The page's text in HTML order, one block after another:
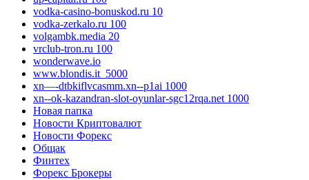
vodka-casino-bonuskod.ru 10
vodka-zerkalo.ru 100
volgambk.media 20
vrclub-tron.ru 100
wonderwave.io
www.blondis.it_5000
xn—-dtbkiflvcasmm.xn--p1ai 1000
xn--ok-kazandran-slot-oyunlar-sgc12rqa.net 1000
Новая папка
Новости Криптовалют
Новости Форекс
Общак
Финтех
Форекс Брокеры